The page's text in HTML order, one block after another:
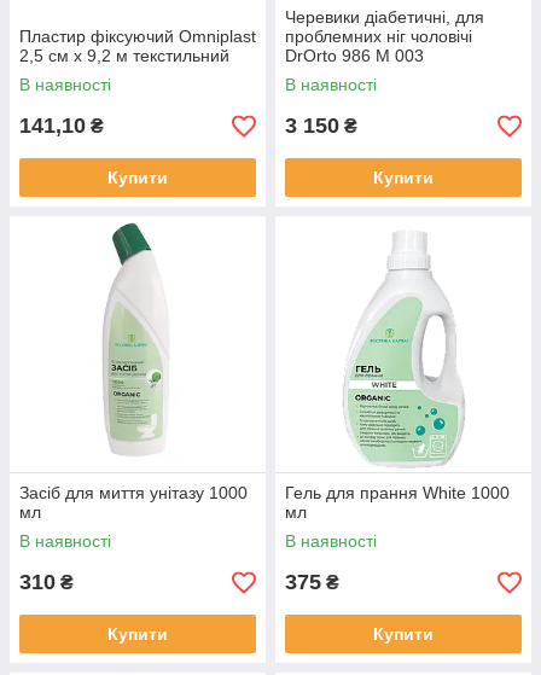
Пластир фіксуючий Omniplast
2,5 см х 9,2 м текстильний
В наявності
141,10 ₴
Купити
Черевики діабетичні, для
проблемних ніг чоловічі
DrOrto 986 M 003
В наявності
3 150 ₴
Купити
Засіб для миття унітазу 1000
мл
В наявності
310 ₴
Купити
Гель для прання White 1000
мл
В наявності
375 ₴
Купити